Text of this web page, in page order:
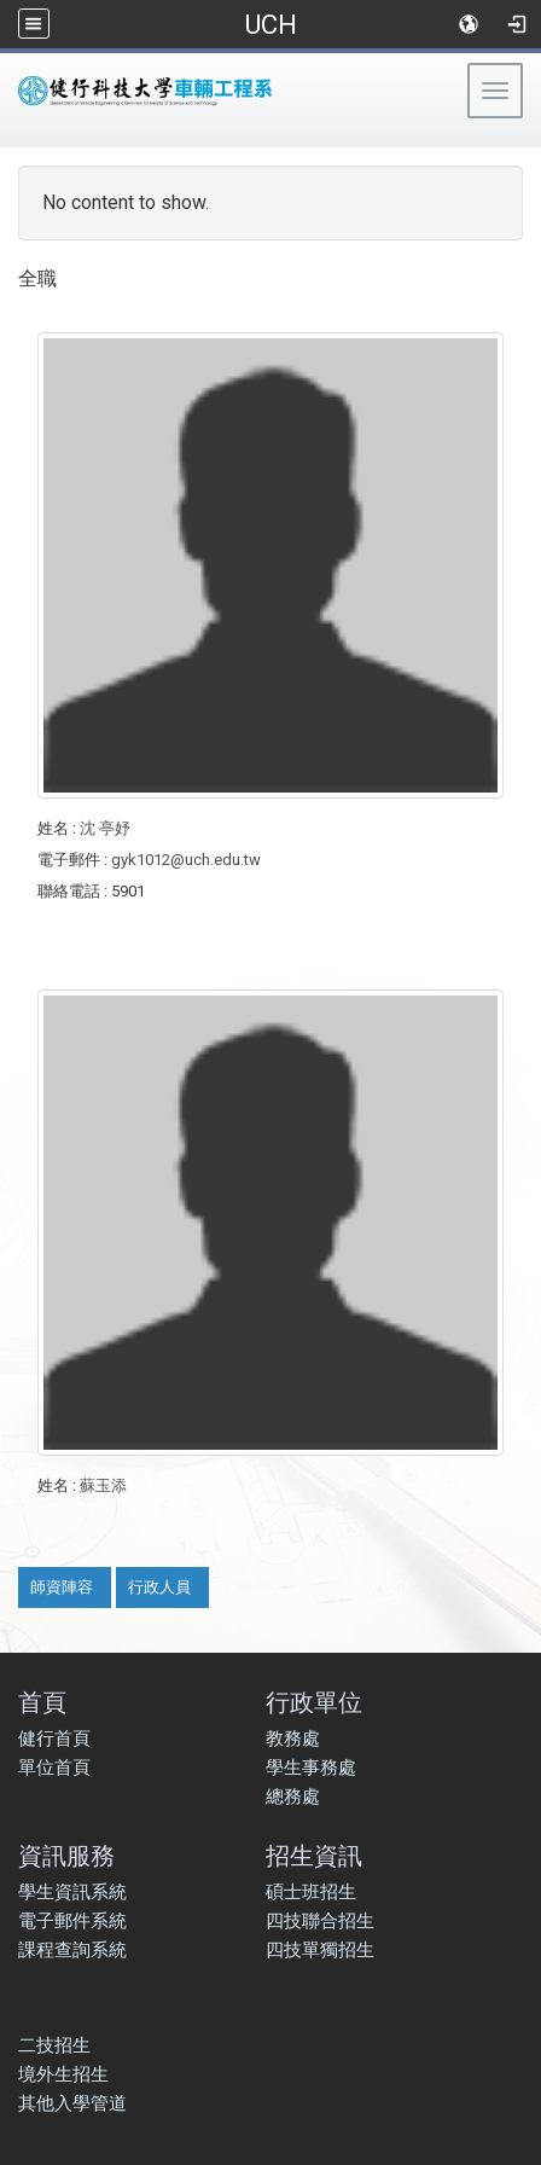
UCH
No content to show.
全職
姓名 : 沈 亭妤
電子郵件 : gyk1012@uch.edu.tw
聯絡電話 : 5901
姓名 : 蘇玉添
師資陣容 行政人員
首頁
健行首頁
單位首頁
行政單位
教務處
學生事務處
總務處
資訊服務
學生資訊系統
電子郵件系統
課程查詢系統
招生資訊
碩士班招生
四技聯合招生
四技單獨招生
二技招生
境外生招生
其他入學管道